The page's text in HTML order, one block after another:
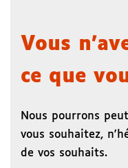
Vous
ce que
Nous pourrons
vous souhaitez,
de vos souhaits.